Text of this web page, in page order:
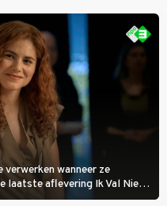
wanneer ze
laatste aflevering Ik Val Niet,
is op te geven, zelfs als ze